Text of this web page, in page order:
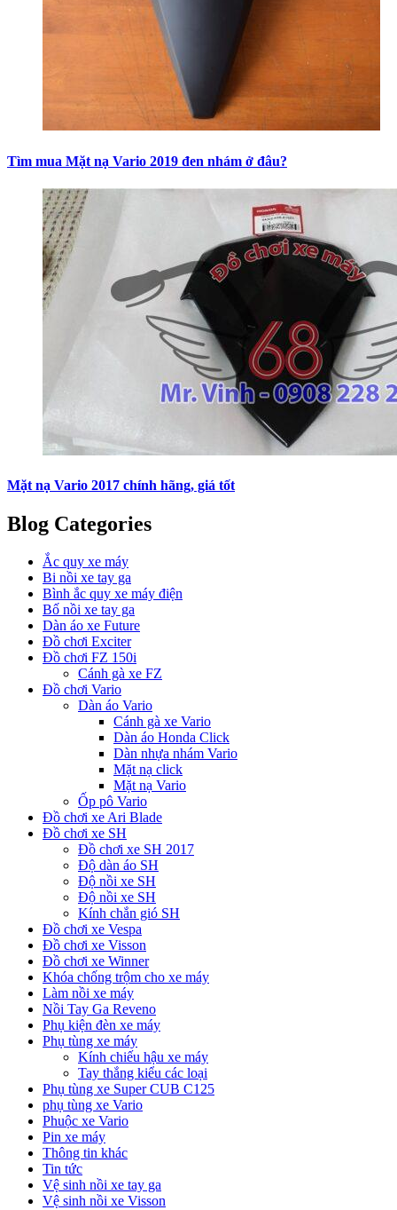
Tìm mua Mặt nạ Vario 2019 đen nhám ở đâu?
Mặt nạ Vario 2017 chính hãng, giá tốt
Blog Categories
Ắc quy xe máy
Bi nồi xe tay ga
Bình ắc quy xe máy điện
Bố nồi xe tay ga
Dàn áo xe Future
Đồ chơi Exciter
Đồ chơi FZ 150i
Cánh gà xe FZ
Đồ chơi Vario
Dàn áo Vario
Cánh gà xe Vario
Dàn áo Honda Click
Dàn nhựa nhám Vario
Mặt nạ click
Mặt nạ Vario
Ốp pô Vario
Đồ chơi xe Ari Blade
Đồ chơi xe SH
Đồ chơi xe SH 2017
Độ dàn áo SH
Độ nồi xe SH
Độ nồi xe SH
Kính chắn gió SH
Đồ chơi xe Vespa
Đồ chơi xe Visson
Đồ chơi xe Winner
Khóa chống trộm cho xe máy
Làm nồi xe máy
Nồi Tay Ga Reveno
Phụ kiện đèn xe máy
Phụ tùng xe máy
Kính chiếu hậu xe máy
Tay thắng kiểu các loại
Phụ tùng xe Super CUB C125
phụ tùng xe Vario
Phuộc xe Vario
Pin xe máy
Thông tin khác
Tin tức
Vệ sinh nồi xe tay ga
Vệ sinh nồi xe Visson